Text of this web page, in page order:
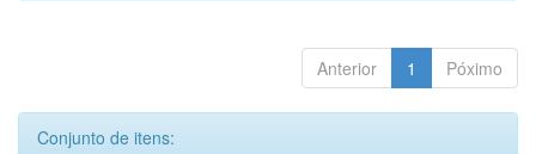
Anterior 1 Póximo
Conjunto de itens: